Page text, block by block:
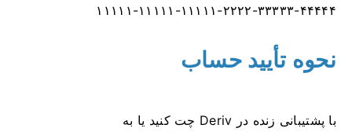
۱۱۱۱۱-۱۱۱۱۱-۱۱۱۱۱-۲۲۲۲-۳۳۳۳۳-۴۴۴۴۴
نحوه تأیید حساب
با پشتیبانی زنده در Deriv چت کنید یا به